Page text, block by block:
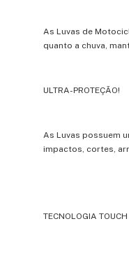
As Luvas de
quanto a chuva,
ULTRA-PROTEÇÃO!
As Luvas possuem
impactos, cortes,
TECNOLOGIA TOUCH